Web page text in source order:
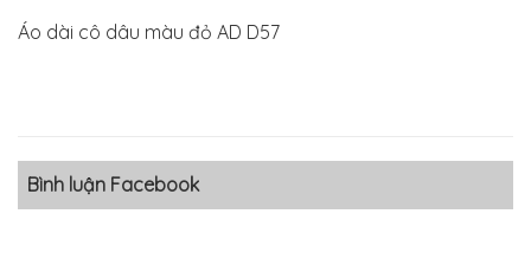
Áo dài cô dâu màu đỏ AD D57
Bình luận Facebook